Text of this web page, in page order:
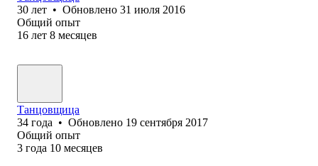
30 лет • Обновлено 31 июля 2016
Общий опыт
16 лет 8 месяцев
Танцовщица
34 года • Обновлено 19 сентября 2017
Общий опыт
3 года 10 месяцев